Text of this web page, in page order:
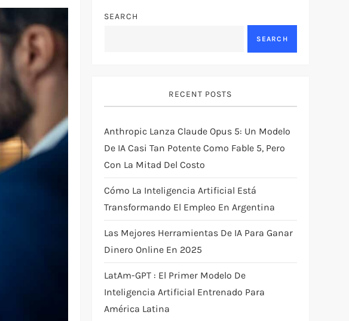
SEARCH
SEARCH
RECENT POSTS
Anthropic Lanza Claude Opus 5: Un Modelo
De IA Casi Tan Potente Como Fable 5, Pero
Con La Mitad Del Costo
Cómo La Inteligencia Artificial Está
Transformando El Empleo En Argentina
Las Mejores Herramientas De IA Para Ganar
Dinero Online En 2025
LatAm-GPT : El Primer Modelo De
Inteligencia Artificial Entrenado Para
América Latina